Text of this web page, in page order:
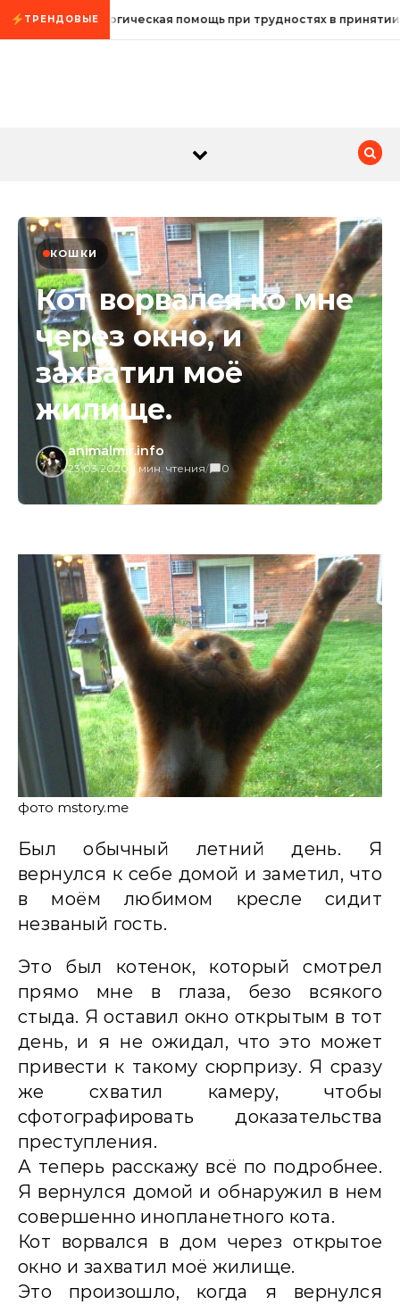
Промотать к содержимому
ТРЕНДОВЫЕ
Психологическая помощь при трудностях в
КОШКИ
Кот ворвался ко мне
через окно, и
захватил моё
жилище.
animalmir.info
23.03.2020 1 мин. чтения/ 0
фото mstory.me
Был обычный летний день. Я
вернулся к себе домой и заметил, что
в моём любимом кресле сидит
незваный гость.
Это был котенок, который смотрел
прямо мне в глаза, безо всякого
стыда. Я оставил окно открытым в тот
день, и я не ожидал, что это может
привести к такому сюрпризу. Я сразу
же схватил камеру, чтобы
сфотографировать доказательства
преступления.
А теперь расскажу всё по подробнее.
Я вернулся домой и обнаружил в нем
совершенно инопланетного кота.
Кот ворвался в дом через открытое
окно и захватил моё жилище.
Это произошло, когда я вернулся